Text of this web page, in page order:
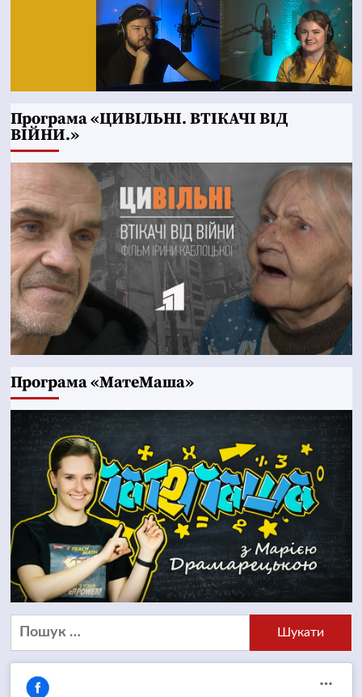
Програма «ЦИВІЛЬНІ. ВТІКАЧІ ВІД
ВІЙНИ.»
Програма «МатеМаша»
Пошук: